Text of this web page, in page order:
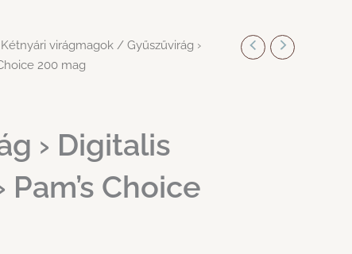
Kétnyári virágmagok / Gyűszűvirág ›
200 mag
› Digitalis
Pam’s Choice